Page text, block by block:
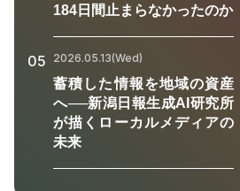
184日間止まらなかったのか
05 2026.05.13(Wed)
蓄積した情報を地域の資産
へ──新潟日報生成AI研究所
が描くローカルメディアの
未来